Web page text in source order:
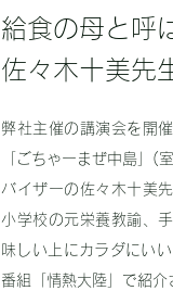
給食の母と呼
佐々木十美先
弊社主催の講演会を開
「ごちゃーまぜ中島」(
バイザーの佐々木十美
小学校の元栄養教諭、
味しい上にカラダにい
番組「情熱大陸」で紹介